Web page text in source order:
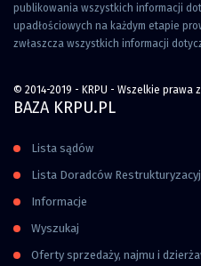
publikowania wszystkich informacji
upadłościowych na każdym etapie
zwłaszcza wszystkich informacji
© 2014-2019 - KRPU - Wszelkie prawa
BAZA KRPU.PL
Lista sądów
Lista Doradców
Informacje
Wyszukaj
Oferty sprzedaży, najmu i